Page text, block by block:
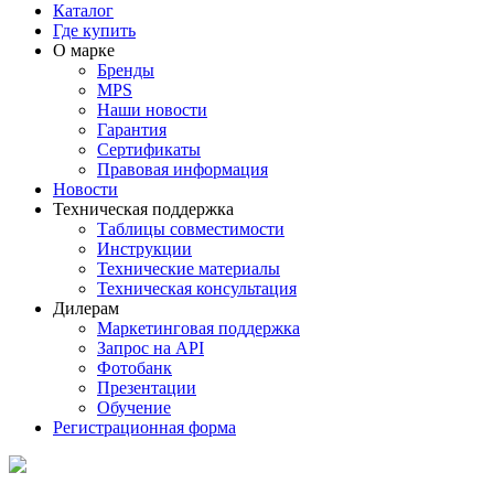
Каталог
Где купить
О марке
Бренды
MPS
Наши новости
Гарантия
Сертификаты
Правовая информация
Новости
Техническая поддержка
Таблицы совместимости
Инструкции
Технические материалы
Техническая консультация
Дилерам
Маркетинговая поддержка
Запрос на API
Фотобанк
Презентации
Обучение
Регистрационная форма